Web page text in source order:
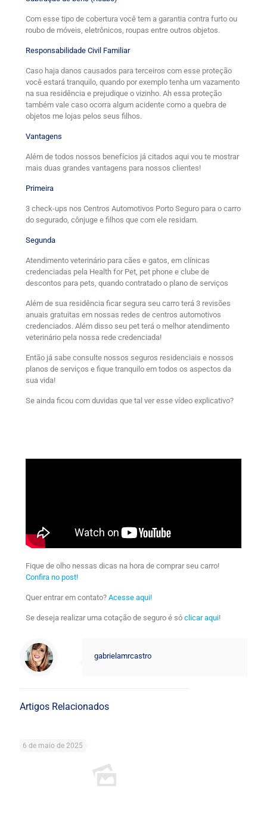
Com esse tipo de cobertura você tem a garantia contra furto ou
roubo de móveis, eletrônicos, roupas entre outros objetos.
Responsabilidade Civil Familiar
Caso haja danos causados para terceiros com esse proteção
você estará tranquilo, quando por exemplo tenha um vazamento
na sua residência e prejudique o vizinho. Ah essa proteção
também vale caso ocorra algum acidente como a quebra de
objetos me lojas pelos seus filhos.
Vantagens
Além de todos nossos benefícios já citados aqui vou te mostrar
mais duas grandes vantagens para nossos clientes!
Primeira
3 check-ups nos Centros Automotivos Porto Seguro para o carro
do segurado, cônjuge e filhos que com ele residam.
Segunda
Atendimento veterinário para cães e gatos, em clínicas
credenciadas pela Health for Pet, pet phone e clube de
descontos para pets, quando contratado o plano de serviços
Além de sua residência ficar segura seu carro terá 3 revisões
anuais gratuitas em nossas redes de centros automotivos
credenciados. Além disso seu pet terá o melhor atendimento
veterinário pela nossa rede credenciada!
Então já sabe consulte nossos seguros residenciais e nossos
planos de serviços e fique tranquilo em todos os aspectos da
sua vida!
Se ainda ficou com duvidas que tal ver esse vídeo explicativo?
Fique de olho nessas dicas na hora de comprar seu carro!
Confira no post!
Quer entrar em contato? Acesse aqui!
Se deseja realizar uma cotação de seguro é só clicar aqui!
gabrielamrcastro
Artigos Relacionados
6 de maio de 2025